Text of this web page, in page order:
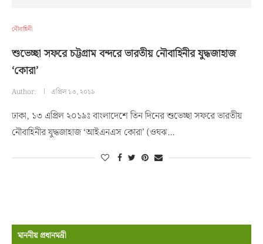
নৌবাহিনী
শুভেচ্ছা সফরে চট্টগ্রাম বন্দরে ভারতীয় নৌবাহিনীর যুদ্ধজাহাজ
‘কোরা’
Author: এপ্রিল ১৩, ২০১৯
ঢাকা, ১৩ এপ্রিল ২০১৯ঃ বাংলাদেশে তিন দিনের শুভেচ্ছা সফরে ভারতীয়
নৌবাহিনীর যুদ্ধজাহাজ ‘আইএনএস কোরা’ (ওঘঝ…
মাননীয় প্রধানমন্রী